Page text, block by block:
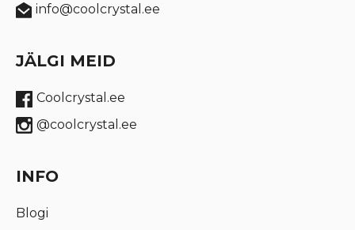
info@coolcrystal.ee
JÄLGI MEID
Coolcrystal.ee
@coolcrystal.ee
INFO
Blogi